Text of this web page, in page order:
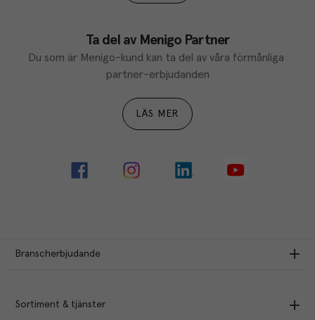
Ta del av Menigo Partner
Du som är Menigo-kund kan ta del av våra förmånliga
partner-erbjudanden
LÄS MER
Branscherbjudande
Sortiment & tjänster